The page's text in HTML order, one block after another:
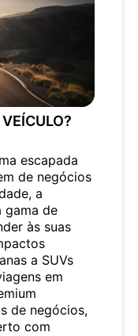
escapada
de negócios
a
gama de
às suas
a SUVs
em
de negócios,
com